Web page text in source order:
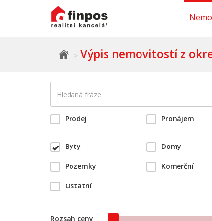
Výpis nemovitostí z
Prodej Pronájem
Byty Domy
Pozemky Komerční
Ostatní
Rozsah ceny